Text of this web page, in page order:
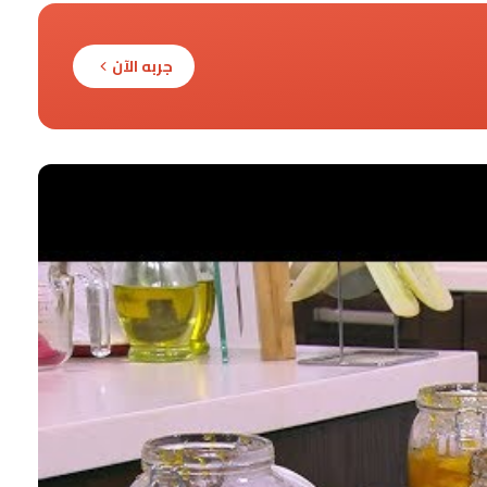
جربه الآن